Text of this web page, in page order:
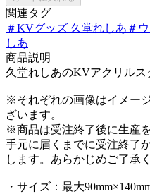
関連タグ
＃KVグッズ 久堂れしあ ＃
しあ
商品説明
久堂れしあのKVアクリルス
※それぞれの画像はイメー
ざいます。
※商品は受注終了後に生産
手元に届くまでに受注終了
します。あらかじめご了承
・サイズ：最大